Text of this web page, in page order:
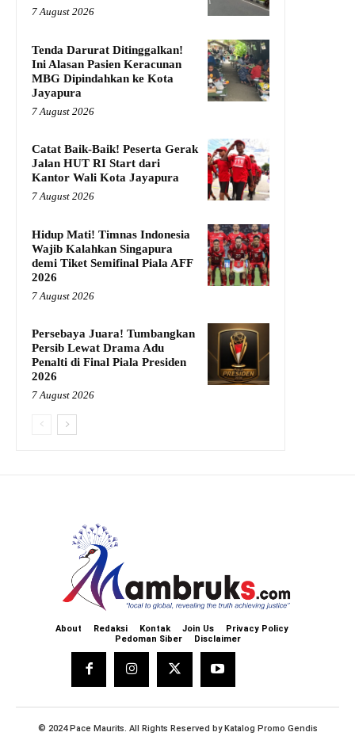
7 August 2026
Tenda Darurat Ditinggalkan!
Ini Alasan Pasien Keracunan
MBG Dipindahkan ke Kota
Jayapura
7 August 2026
Catat Baik-Baik! Peserta Gerak
Jalan HUT RI Start dari
Kantor Wali Kota Jayapura
7 August 2026
Hidup Mati! Timnas Indonesia
Wajib Kalahkan Singapura
demi Tiket Semifinal Piala AFF
2026
7 August 2026
Persebaya Juara! Tumbangkan
Persib Lewat Drama Adu
Penalti di Final Piala Presiden
2026
7 August 2026
About Redaksi Kontak Join Us
Privacy Policy
Pedoman Siber
Disclaimer
© 2024 Pace Maurits. All Rights Reserved byKatalog Promo Gendis